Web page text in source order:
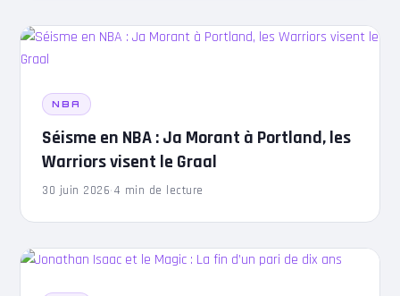
NBA
Séisme en NBA : Ja Morant à Portland, les
Warriors visent le Graal
30 juin 2026·4 min de lecture